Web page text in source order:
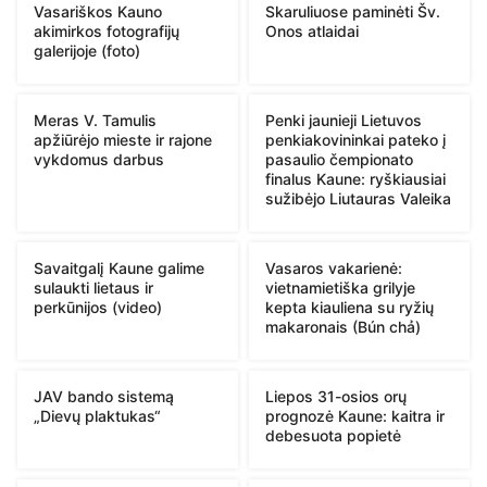
Vasariškos Kauno
akimirkos fotografijų
galerijoje (foto)
Skaruliuose paminėti Šv.
Onos atlaidai
Meras V. Tamulis
apžiūrėjo mieste ir rajone
vykdomus darbus
Penki jaunieji Lietuvos
penkiakovininkai pateko į
pasaulio čempionato
finalus Kaune: ryškiausiai
sužibėjo Liutauras Valeika
Savaitgalį Kaune galime
sulaukti lietaus ir
perkūnijos (video)
Vasaros vakarienė:
vietnamietiška grilyje
kepta kiauliena su ryžių
makaronais (Bún chả)
JAV bando sistemą
„Dievų plaktukas“
Liepos 31-osios orų
prognozė Kaune: kaitra ir
debesuota popietė